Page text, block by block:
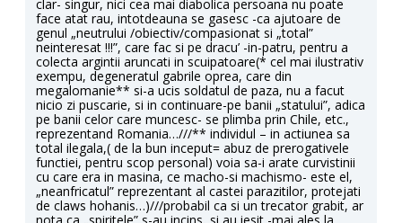
clar- singur, nici cea mai diabolica persoana nu poate
face atat rau, intotdeauna se gasesc -ca ajutoare de
genul „neutrului /obiectiv/compasionat si „total”
neinteresat !!!”, care fac si pe dracu’ -in-patru, pentru a
colecta argintii aruncati in scuipatoare(* cel mai ilustrativ
exempu, degeneratul gabrile oprea, care din
megalomanie** si-a ucis soldatul de paza, nu a facut
nicio zi puscarie, si in continuare-pe banii „statului”, adica
pe banii celor care muncesc- se plimba prin Chile, etc.,
reprezentand Romania…///** individul – in actiunea sa
total ilegala,( de la bun inceput= abuz de prerogativele
functiei, pentru scop personal) voia sa-i arate curvistinii
cu care era in masina, ce macho-si machismo- este el,
„neanfricatul” reprezentant al castei parazitilor, protejati
de claws hohanis…)///probabil ca si un trecator grabit, ar